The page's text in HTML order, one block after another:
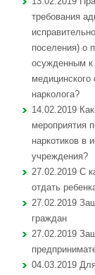
требования
поселения) о
осужденным
медицинского
нарколога?
14.02.2019
мероприятия
наркотиков в
учреждения?
27.02.2019 С
отдать
27.02.2019
граждан
27.02.2019
04.03.2019